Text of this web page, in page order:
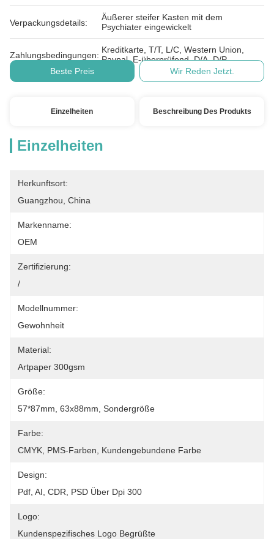
Verpackungsdetails:
Äußerer steifer Kasten mit dem
Psychiater eingewickelt
Zahlungsbedingungen:
Kreditkarte, T/T, L/C, Western Union,
Paypal, E-überprüfend, D/A, D/P
Beste Preis
Wir Reden Jetzt.
Einzelheiten Beschreibung Des Produkts
Einzelheiten
Herkunftsort:
Guangzhou, China
Markenname:
OEM
Zertifizierung:
/
Modellnummer:
Gewohnheit
Material:
Artpaper 300gsm
Größe:
57*87mm, 63x88mm, Sondergröße
Farbe:
CMYK, PMS-Farben, Kundengebundene Farbe
Design:
Pdf, AI, CDR, PSD Über Dpi 300
Logo:
Kundenspezifisches Logo Begrüßte